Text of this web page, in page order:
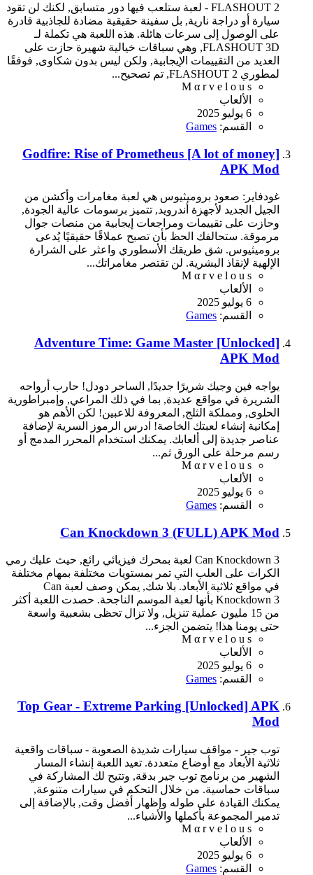
FLASHOUT 2 - لعبة ستلعب فيها دور متسابق, لكنك لن تقود
سيارة أو دراجة نارية, بل سفينة حقيقية مضادة للجاذبية قادرة
على الوصول إلى سرعات هائلة. هذه اللعبة هي تكملة لـ
FLASHOUT 3D, وهي سباقات خيالية شهيرة حازت على
العديد من التقييمات الإيجابية, ولكن ليس بدون شكاوى, فوفقًا
لمطوري FLASHOUT 2, تم تصحيح...
M α r v e l o u s
الألعاب
6 يوليو 2025
القسم: Games
Godfire: Rise of Prometheus [A lot of money]
APK Mod
غودفاير: صعود بروميثيوس هي لعبة مغامرات وأكشن من
الجيل الجديد لأجهزة أندرويد, تتميز برسومات عالية الجودة,
وحازت على تقييمات ومراجعات إيجابية من منصات جوال
مرموقة. ستحالفك الحظ بأن تصبح عملاقًا حقيقيًا يُدعى
بروميثيوس. شق طريقك الأسطوري واعثر على الشرارة
الإلهية لإنقاذ البشرية. لن تقتصر مغامراتك...
M α r v e l o u s
الألعاب
6 يوليو 2025
القسم: Games
Adventure Time: Game Master [Unlocked]
APK Mod
يواجه فين وجيك شريرًا جديدًا, الساحر دودل! حارب أرواحه
الشريرة في مواقع عديدة, بما في ذلك المراعي, وإمبراطورية
الحلوى, ومملكة الثلج, المعروفة للاعبين! لكن الأهم هو
إمكانية إنشاء لعبتك الخاصة! ادرس الرموز السرية لإضافة
عناصر جديدة إلى ألعابك. يمكنك استخدام المحرر المدمج أو
رسم مرحلة على الورق ثم...
M α r v e l o u s
الألعاب
6 يوليو 2025
القسم: Games
Can Knockdown 3 (FULL) APK Mod
Can Knockdown 3 لعبة بمحرك فيزيائي رائع, حيث عليك رمي
الكرات على العلب التي تمر بمستويات مختلفة بمهام مختلفة
في مواقع ثلاثية الأبعاد. بلا شك, يمكن وصف لعبة Can
Knockdown 3 بأنها لعبة الموسم الناجحة. حصدت اللعبة أكثر
من 15 مليون عملية تنزيل, ولا تزال تحظى بشعبية واسعة
حتى يومنا هذا! يتضمن الجزء...
M α r v e l o u s
الألعاب
6 يوليو 2025
القسم: Games
Top Gear - Extreme Parking [Unlocked] APK
Mod
توب جير - مواقف سيارات شديدة الصعوبة - سباقات واقعية
ثلاثية الأبعاد مع أوضاع متعددة. تعيد اللعبة إنشاء المسار
الشهير من برنامج توب جير بدقة, وتتيح لك المشاركة في
سباقات حماسية. من خلال التحكم في سيارات متنوعة,
يمكنك القيادة على طوله وإظهار أفضل وقت, بالإضافة إلى
تدمير المجموعة بأكملها والأشياء...
M α r v e l o u s
الألعاب
6 يوليو 2025
القسم: Games